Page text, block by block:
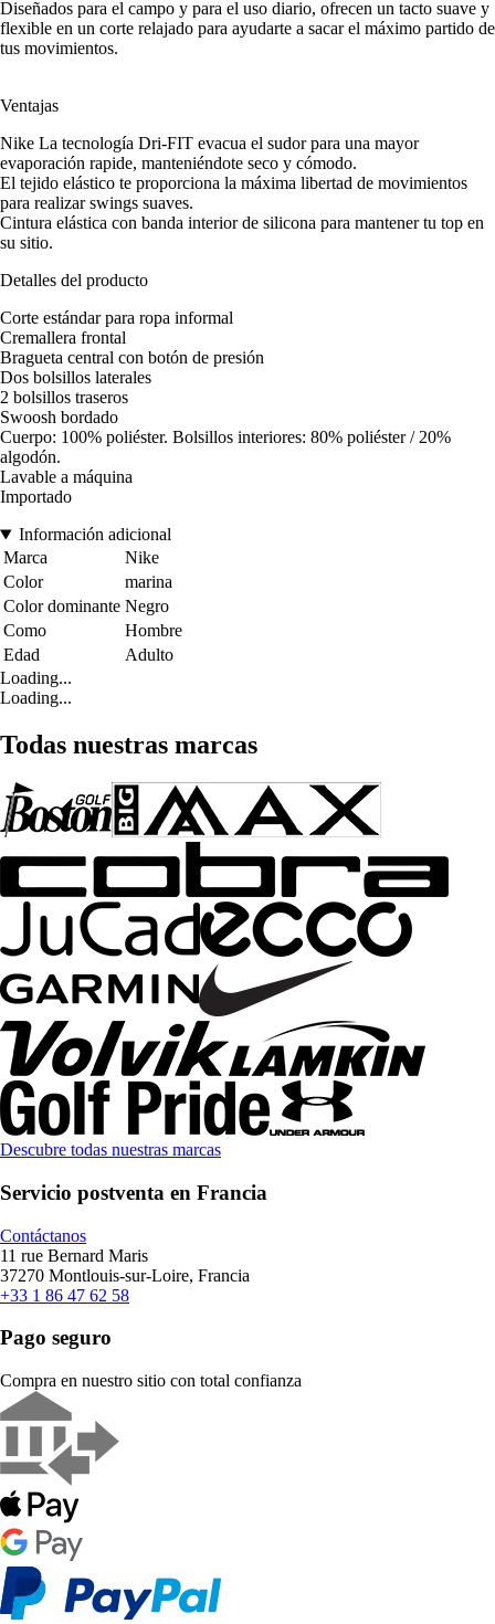
Diseñados para el campo y para el uso diario, ofrecen un tacto suave y
flexible en un corte relajado para ayudarte a sacar el máximo partido de
tus movimientos.
Ventajas
Nike La tecnología Dri-FIT evacua el sudor para una mayor
evaporación rapide, manteniéndote seco y cómodo.
El tejido elástico te proporciona la máxima libertad de movimientos
para realizar swings suaves.
Cintura elástica con banda interior de silicona para mantener tu top en
su sitio.
Detalles del producto
Corte estándar para ropa informal
Cremallera frontal
Bragueta central con botón de presión
Dos bolsillos laterales
2 bolsillos traseros
Swoosh bordado
Cuerpo: 100% poliéster. Bolsillos interiores: 80% poliéster / 20%
algodón.
Lavable a máquina
Importado
Información adicional
Marca
Nike
Color
marina
Color dominante Negro
Como
Hombre
Edad
Adulto
Loading...
Loading...
Todas nuestras marcas
Descubre todas nuestras marcas
Servicio postventa en Francia
Contáctanos
11 rue Bernard Maris
37270 Montlouis-sur-Loire, Francia
+33 1 86 47 62 58
Pago seguro
Compra en nuestro sitio con total confianza